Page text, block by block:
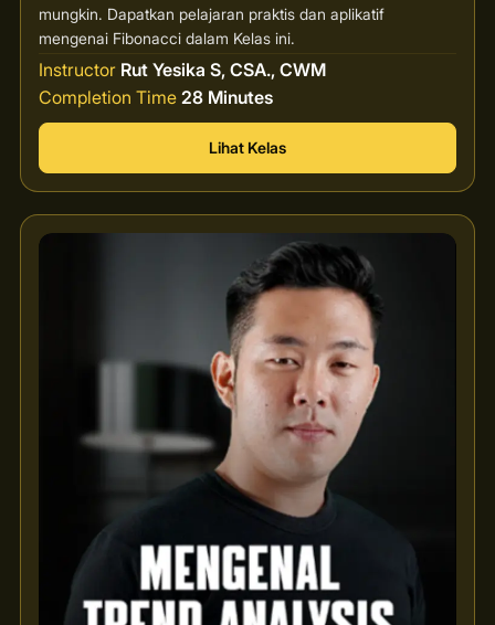
mungkin. Dapatkan pelajaran praktis dan aplikatif
mengenai Fibonacci dalam Kelas ini.
Instructor Rut Yesika S, CSA., CWM
Completion Time 28 Minutes
Lihat Kelas